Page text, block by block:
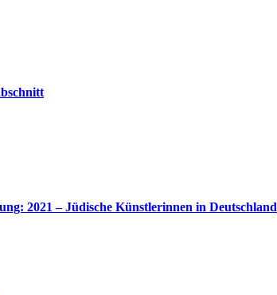
2021 – Jüdische Künstlerinnen in Deutschland